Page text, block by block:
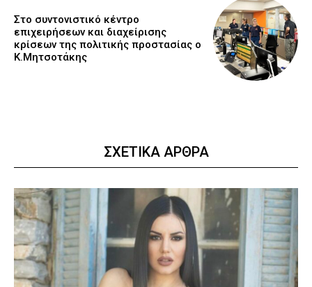
Στο συντονιστικό κέντρο
επιχειρήσεων και διαχείρισης
κρίσεων της πολιτικής προστασίας ο
Κ.Μητσοτάκης
ΣΧΕΤΙΚΑ ΑΡΘΡΑ